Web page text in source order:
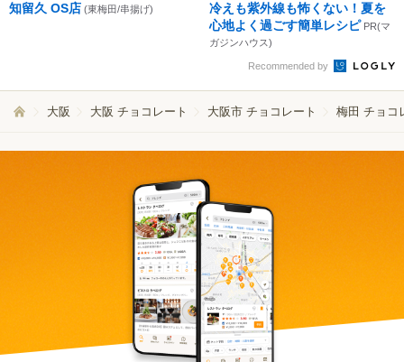
知留久 OS店 (東梅田/串揚げ)
冷えも紫外線も怖くない！夏を
心地よく過ごす簡単レシピ PR(マ
ガジンハウス)
Recommended by
大阪 大阪 チョコレート 大阪市 チョコレート 梅田 チョコ